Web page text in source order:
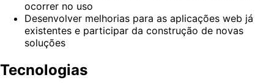
ocorrer no uso
Desenvolver melhorias para as aplicações web já
existentes e participar da construção de novas
soluções
Tecnologias